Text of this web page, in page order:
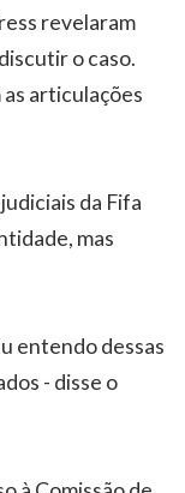
revelaram
o caso.
articulações
da Fifa
mas
entendo dessas
- disse o